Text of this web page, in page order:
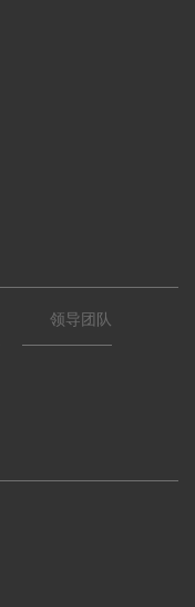
领导团队